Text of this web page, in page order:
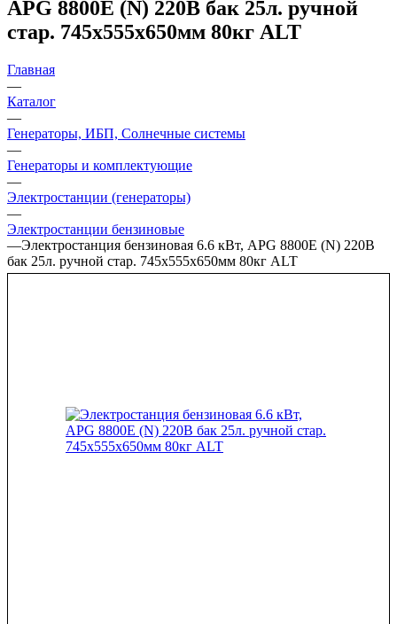
APG 8800E (N) 220В бак 25л. ручной
стар. 745х555х650мм 80кг ALT
Главная
—
Каталог
—
Генераторы, ИБП, Солнечные системы
—
Генераторы и комплектующие
—
Электростанции (генераторы)
—
Электростанции бензиновые
—Электростанция бензиновая 6.6 кВт, APG 8800E (N) 220В
бак 25л. ручной стар. 745х555х650мм 80кг ALT